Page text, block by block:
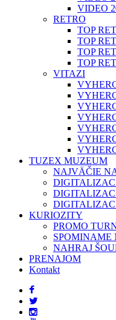
VIDEO
RETRO
TOP
TOP
TOP
TOP
VITAZI
TUZEX MUZEUM
NAJVÄČIE
KURIOZITY
PROMO
SPOMINAME
NAHRAJ
PRENAJOM
Kontakt